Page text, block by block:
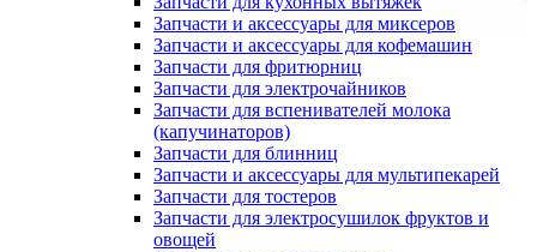
Запчасти и аксессуары для миксеров
Запчасти и аксессуары для кофемашин
Запчасти для фритюрниц
Запчасти для электрочайников
Запчасти для вспенивателей молока
(капучинаторов)
Запчасти для блинниц
Запчасти и аксессуары для мультипекарей
Запчасти для тостеров
Запчасти для электросушилок фруктов и
овощей